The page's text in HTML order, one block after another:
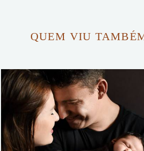
QUEM VIU